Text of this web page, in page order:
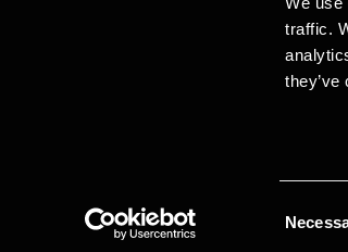
traffic.
Juridisk og privatliv